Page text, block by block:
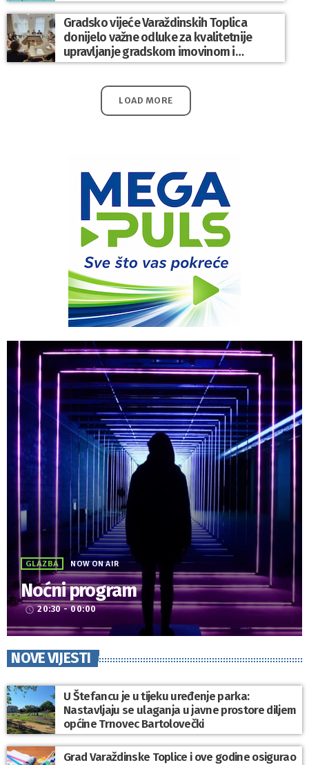
Gradsko vijeće Varaždinskih Toplica
donijelo važne odluke za kvalitetnije
upravljanje gradskom imovinom i
komunalnim sustavom
LOAD MORE
GLAZBA NOW ON AIR
Noćni program
access_time 20:30 - 00:00
NOVE VIJESTI
U Štefancu je u tijeku uređenje parka:
Nastavljaju se ulaganja u javne prostore diljem
općine Trnovec Bartolovečki
Grad Varaždinske Toplice i ove godine osigurao